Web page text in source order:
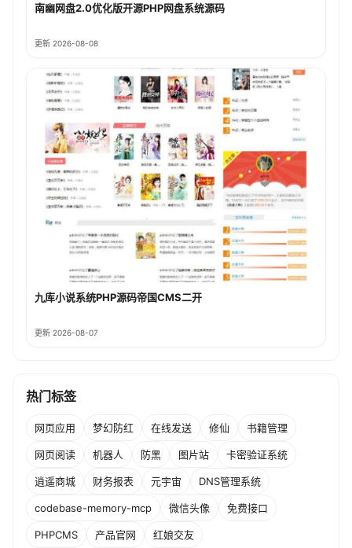
南幽网盘2.0优化版开源PHP网盘系统源码
更新 2026-08-08
九库小说系统PHP源码帝国CMS二开
更新 2026-08-07
热门标签
网页应用 梦幻防红 在线发送 修仙 书籍管理
网页阅读 机器人 防黑 图片站 卡密验证系统
逍遥商城 财务报表 元宇宙 DNS管理系统
codebase-memory-mcp 微信头像 免费接口
PHPCMS 产品官网 红娘交友